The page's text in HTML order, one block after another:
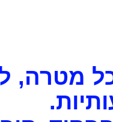
מטרה,